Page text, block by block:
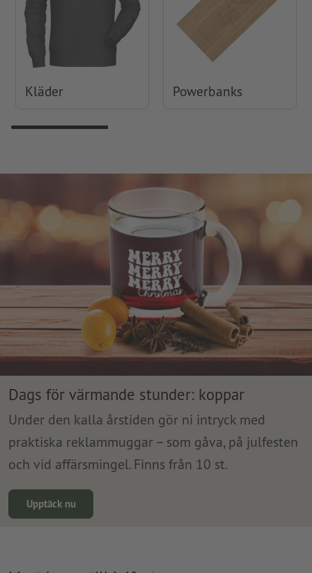
Kläder Powerbanks
Dags för värmande stunder: koppar
Under den kalla årstiden gör ni intryck med
praktiska reklammuggar – som gåva, på julfesten
och vid affärsmingel. Finns från 10 st.
Upptäck nu